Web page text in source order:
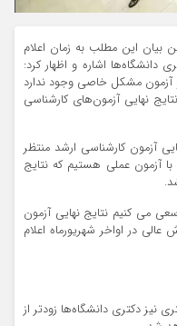
بیان این مطلب به زمان اعلام
دانشگاه‌ها اشاره و اظهار کرد:
آزمون مشکل خاصی وجود ندارد
نهایی آزمون‌های کارشناسی
آزمون کارشناسی ارشد منتظر
آزمون عملی هستیم که نتایج
می کنیم نتایج نهایی آزمون
در اواخر شهریورماه اعلام
نیز دکتری دانشگاه‌ها زودتر از